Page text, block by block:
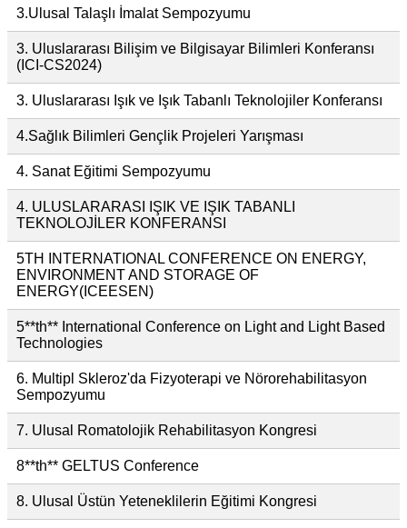
3.Ulusal Talaşlı İmalat Sempozyumu
3. Uluslararası Bilişim ve Bilgisayar Bilimleri Konferansı
(ICI-CS2024)
3. Uluslararası Işık ve Işık Tabanlı Teknolojiler Konferansı
4.Sağlık Bilimleri Gençlik Projeleri Yarışması
4. Sanat Eğitimi Sempozyumu
4. ULUSLARARASI IŞIK VE IŞIK TABANLI
TEKNOLOJİLER KONFERANSI
5TH INTERNATIONAL CONFERENCE ON ENERGY,
ENVIRONMENT AND STORAGE OF
ENERGY(ICEESEN)
5**th** International Conference on Light and Light Based
Technologies
6. Multipl Skleroz'da Fizyoterapi ve Nörorehabilitasyon
Sempozyumu
7. Ulusal Romatolojik Rehabilitasyon Kongresi
8**th** GELTUS Conference
8. Ulusal Üstün Yeteneklilerin Eğitimi Kongresi